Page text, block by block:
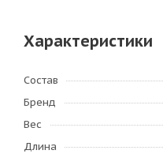
Характеристики
Состав
Бренд
Вес
Длина